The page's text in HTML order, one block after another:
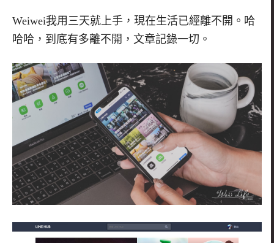
Weiwei我用三天就上手，現在生活已經離不開。哈
哈哈，到底有多離不開，文章記錄一切。